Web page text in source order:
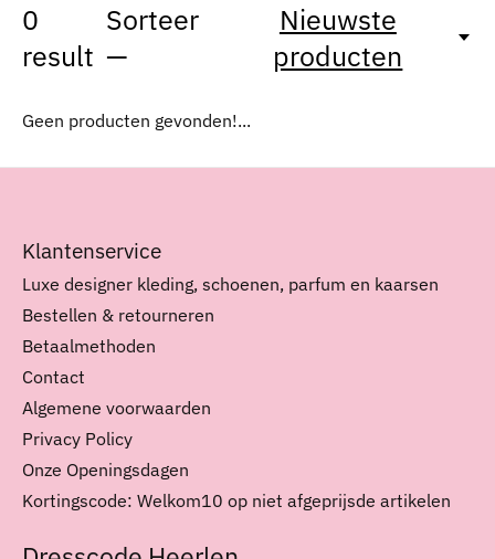
0
result
Sorteer
—
Nieuwste
producten
Geen producten gevonden!...
Klantenservice
Luxe designer kleding, schoenen, parfum en kaarsen
Bestellen & retourneren
Betaalmethoden
Contact
Algemene voorwaarden
Privacy Policy
Onze Openingsdagen
Kortingscode: Welkom10 op niet afgeprijsde artikelen